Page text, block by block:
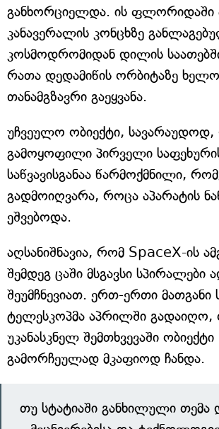
განხორციელდა. ის ფლორიდაში
კანავერალის კონცხზე
კოსმოდრომიდან დილის
რათა დედამიწის ორბიტაზე
თანამგზავრი გაეყვანა.
უჩვეულო ობიექტი, სავარაუდოდ,
გამოყოფილი პირველი
საწვავისგანაა წარმოქმნილი,
გადმოიღვარა, როცა აპარატის
ეშვებოდა.
აღსანიშნავია, რომ SpaceX-ის
შემდეგ ცაში მსგავსი სპირალები
შეუმჩნევიათ. ერთ-ერთი მათგანი
ტელესკოპმა აპრილში გადაიღო,
უკანასკნელ შემთხვევაში ობიექტი
გამორჩეულად მკაფიოდ ჩანდა.
თუ სტატიაში განხილული თემა